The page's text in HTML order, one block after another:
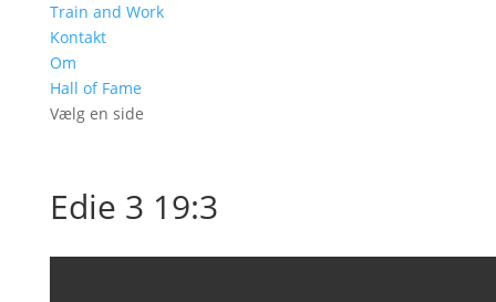
Train and Work
Kontakt
Om
Hall of Fame
Vælg en side
Edie 3 19:3